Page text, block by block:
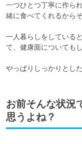
一つひとつ丁寧に作ら
緒に食べてくれるから
一人暮らしをしている
て、健康面についても
やっぱりしっかりとし
お前そんな状況
思うよね？